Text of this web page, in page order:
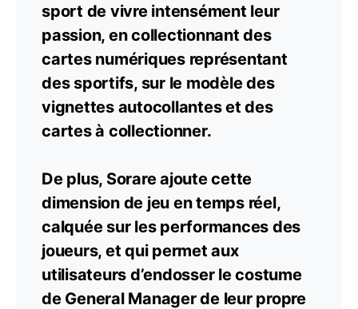
sport de vivre intensément leur
passion, en collectionnant des
cartes numériques représentant
des sportifs, sur le modèle des
vignettes autocollantes et des
cartes à collectionner.
De plus, Sorare ajoute cette
dimension de jeu en temps réel,
calquée sur les performances des
joueurs, et qui permet aux
utilisateurs d’endosser le costume
de General Manager de leur propre